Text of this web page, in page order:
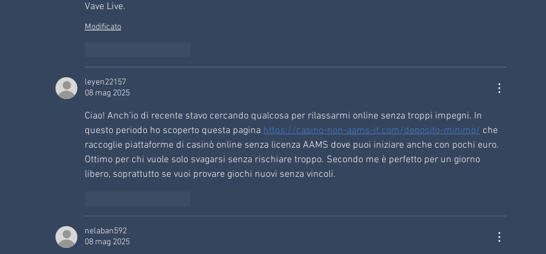
Vave Live.
Modificato
leyen22157
08 mag 2025
Ciao! Anch’io di recente stavo cercando qualcosa per rilassarmi online senza troppi impegni. In
questo periodo ho scoperto questa pagina https://casino-non-aams-it.com/deposito-minimo/ che
raccoglie piattaforme di casinò online senza licenza AAMS dove puoi iniziare anche con pochi euro.
Ottimo per chi vuole solo svagarsi senza rischiare troppo. Secondo me è perfetto per un giorno
libero, soprattutto se vuoi provare giochi nuovi senza vincoli.
nelaban592
08 mag 2025